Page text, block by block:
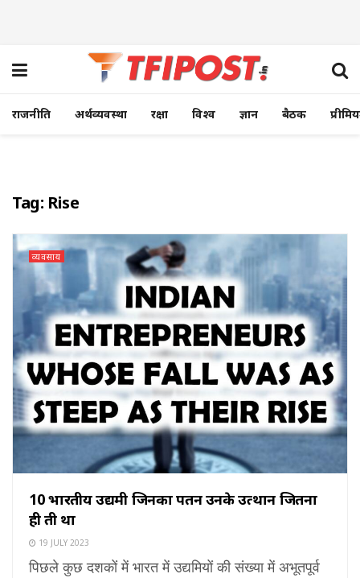
राजनीति अर्थव्यवस्था रक्षा विश्व ज्ञान बैठक
Tag: Rise
व्यवसाय
10 भारतीय उद्यमी जिनका पतन उनके उत्थान जितना
ही तीव्र था
19 JULY 2023
पिछले कुछ दशकों में भारत में उद्यमियों की संख्या में अभूतपूर्व